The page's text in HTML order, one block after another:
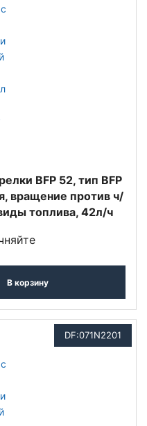
BFP 52, тип BFP
вращение против ч/
топлива, 42л/ч
В корзину
DF:071N2201